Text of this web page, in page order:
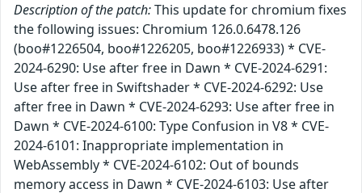
Description of the patch:This update for chromium fixes
the following issues: Chromium 126.0.6478.126
(boo#1226504, boo#1226205, boo#1226933) * CVE-
2024-6290: Use after free in Dawn * CVE-2024-6291:
Use after free in Swiftshader * CVE-2024-6292: Use
after free in Dawn * CVE-2024-6293: Use after free in
Dawn * CVE-2024-6100: Type Confusion in V8 * CVE-
2024-6101: Inappropriate implementation in
WebAssembly * CVE-2024-6102: Out of bounds
memory access in Dawn * CVE-2024-6103: Use after